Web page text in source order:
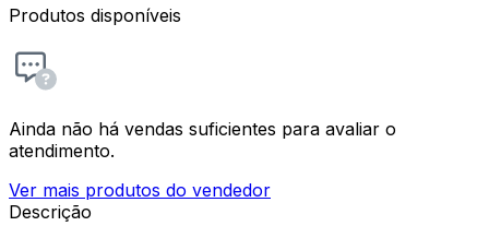
Produtos disponíveis
Ainda não há vendas suficientes para avaliar o
atendimento.
Ver mais produtos do vendedor
Descrição